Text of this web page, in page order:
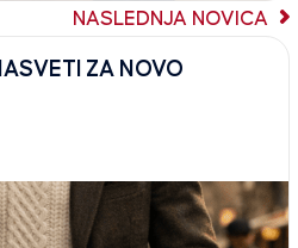
NASLEDNJA NOVICA
ZA NOVO